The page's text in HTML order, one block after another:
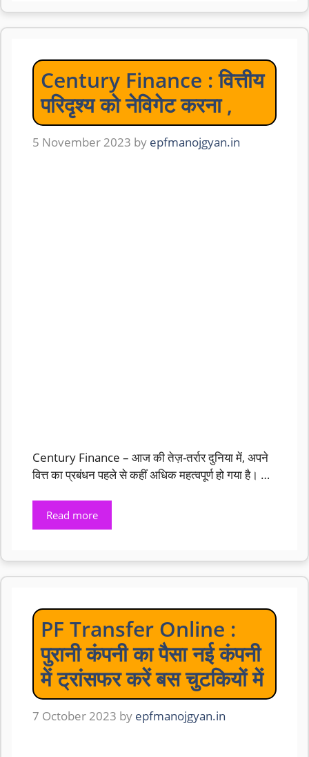
Century Finance : वित्तीय
परिदृश्य को नेविगेट करना ,
5 November 2023 by epfmanojgyan.in
Century Finance – आज की तेज़-तर्रार दुनिया में, अपने
वित्त का प्रबंधन पहले से कहीं अधिक महत्वपूर्ण हो गया है। …
Read more
PF Transfer Online :
पुरानी कंपनी का पैसा नई कंपनी
में ट्रांसफर करें बस चुटकियों में
7 October 2023 by epfmanojgyan.in